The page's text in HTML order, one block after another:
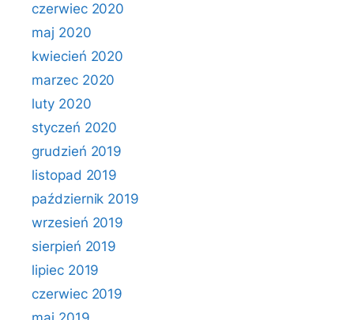
czerwiec 2020
maj 2020
kwiecień 2020
marzec 2020
luty 2020
styczeń 2020
grudzień 2019
listopad 2019
październik 2019
wrzesień 2019
sierpień 2019
lipiec 2019
czerwiec 2019